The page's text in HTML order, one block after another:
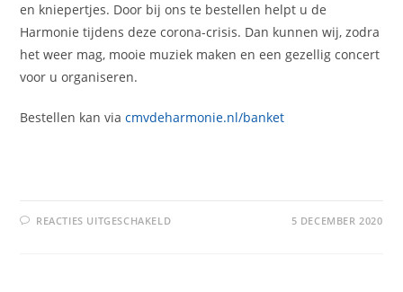
en kniepertjes. Door bij ons te bestellen helpt u de
Harmonie tijdens deze corona-crisis. Dan kunnen wij, zodra
het weer mag, mooie muziek maken en een gezellig concert
voor u organiseren.
Bestellen kan viacmvdeharmonie.nl/banket
REACTIES UITGESCHAKELDVOOR 5 DECEMBER 2020